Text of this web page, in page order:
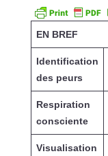
EN BREF
Identification
des peurs
Respiration
consciente
Visualisation